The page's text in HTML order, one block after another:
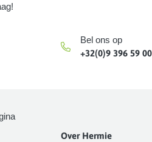
Bel ons op
+32(0)9 396 59 00
Over Hermie